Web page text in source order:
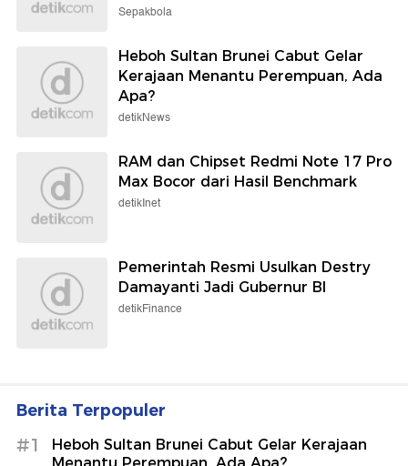
Sepakbola
Heboh Sultan Brunei Cabut Gelar
Kerajaan Menantu Perempuan, Ada
Apa?
detikNews
RAM dan Chipset Redmi Note 17 Pro
Max Bocor dari Hasil Benchmark
detikInet
Pemerintah Resmi Usulkan Destry
Damayanti Jadi Gubernur BI
detikFinance
Berita Terpopuler
#1
Heboh Sultan Brunei Cabut Gelar Kerajaan